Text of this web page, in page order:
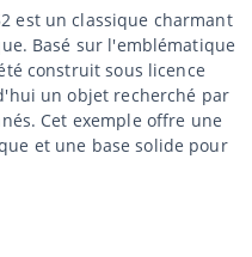
est un classique charmant
Basé sur l'emblématique
construit sous licence
un objet recherché par
Cet exemple offre une
et une base solide pour